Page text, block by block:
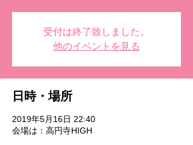
受付は終了致しました。
他のイベントを見る
日時・場所
2019年5月16日 22:40
会場は：高円寺HIGH